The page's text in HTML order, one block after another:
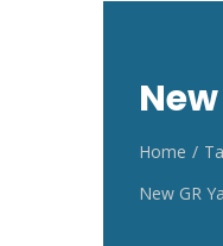
Home
New GR